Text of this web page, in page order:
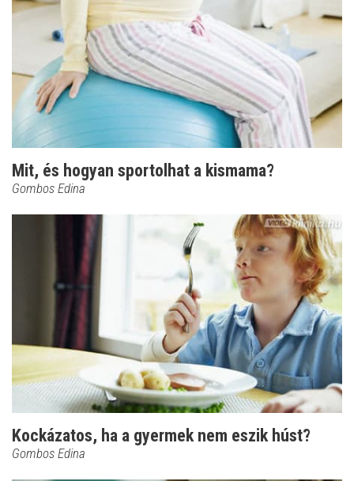
Mit, és hogyan sportolhat a kismama?
Gombos Edina
Kockázatos, ha a gyermek nem eszik húst?
Gombos Edina